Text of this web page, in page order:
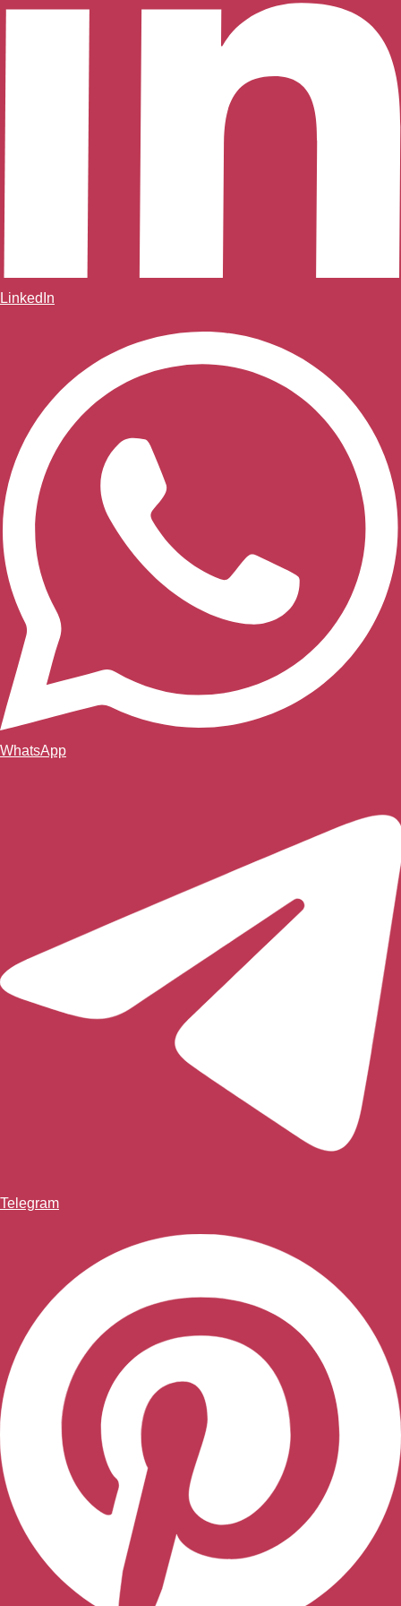
LinkedIn
WhatsApp
Telegram